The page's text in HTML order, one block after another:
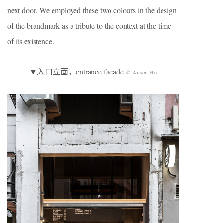
next door. We employed these two colours in the design
of the brandmark as a tribute to the context at the time
of its existence.
▼入口立面，entrance facade © Anson Ho